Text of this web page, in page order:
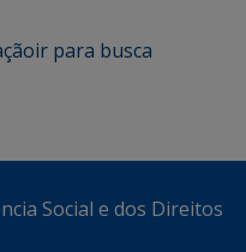
ir para busca
Social e dos Direitos